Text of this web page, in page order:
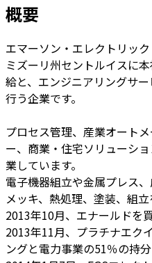
概要
エマーソン・エレクトリッ
ミズーリ州セントルイスに
給と、エンジニアリングサ
行う企業です。
プロセス管理、産業オート
ー、商業・住宅ソリューシ
業しています。
電子機器組立や金属プレス
メッキ、熱処理、塗装、組立
2013年10月、エナールドを
2013年11月、プラチナエク
ングと電力事業の51％の持